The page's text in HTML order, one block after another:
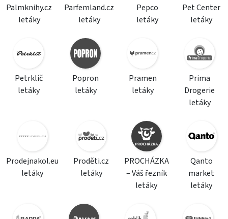
Palmknihy.cz
letáky
Parfemland.cz
letáky
Pepco
letáky
Pet Center
letáky
Petrklíč
letáky
Popron
letáky
Pramen
letáky
Prima
Drogerie
letáky
Prodejnakol.eu
letáky
Proděti.cz
letáky
PROCHÁZKA
– Váš řezník
letáky
Qanto
market
letáky